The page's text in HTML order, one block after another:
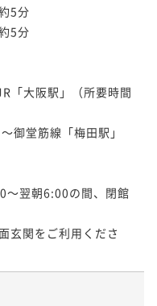
5分
5分
「大阪駅」（所要時間
御堂筋線「梅田駅」
～翌朝6:00の間、閉館
玄関をご利用くださ